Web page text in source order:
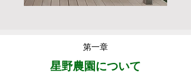
第一章
​星野農園について